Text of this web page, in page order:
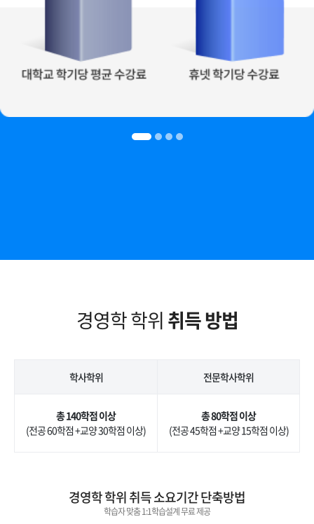
경영학 학위 취득 방법
학사학위 전문학사학위
총 140학점 이상
(전공 60학점 +교양 30학점 이상)
총 80학점 이상
(전공 45학점 +교양 15학점 이상)
경영학 학위 취득 소요기간 단축방법
학습자 맞춤 1:1학습설계 무료 제공